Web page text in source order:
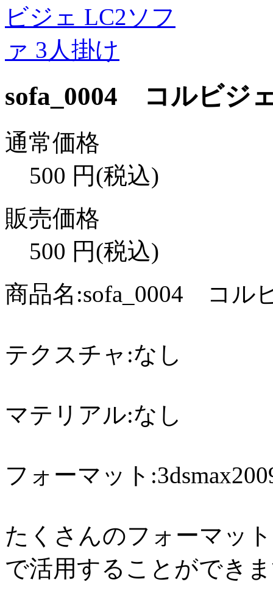
sofa_0004 コルビジ
通常価格
500 円(税込)
販売価格
500 円(税込)
商品名:sofa_0004 コル
テクスチャ:なし
マテリアル:なし
フォーマット
たくさんのフォーマッ
で活用することができ